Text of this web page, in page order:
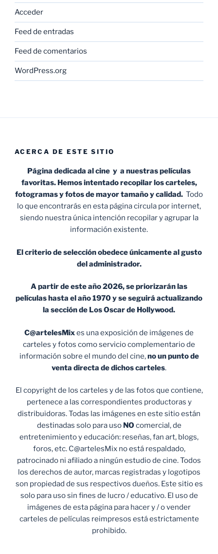
Acceder
Feed de entradas
Feed de comentarios
WordPress.org
ACERCA DE ESTE SITIO
Página dedicada al cine y a nuestras películas
favoritas. Hemos intentado recopilar los carteles,
fotogramas y fotos de mayor tamaño y calidad. Todo
lo que encontrarás en esta página circula por internet,
siendo nuestra única intención recopilar y agrupar la
información existente.
El criterio de selección obedece únicamente al gusto
del administrador.
A partir de este año 2026, se priorizarán las
películas hasta el año 1970 y se seguirá actualizando
la sección de Los Oscar de Hollywood.
C@artelesMixes una exposición de imágenes de
carteles y fotos como servicio complementario de
información sobre el mundo del cine,no un punto de
venta directa de dichos carteles.
El copyright de los carteles y de las fotos que contiene,
pertenece a las correspondientes productoras y
distribuidoras. Todas las imágenes en este sitio están
destinadas solo para uso NO comercial, de
entretenimiento y educación: reseñas, fan art, blogs,
foros, etc. C@artelesMix no está respaldado,
patrocinado ni afiliado a ningún estudio de cine. Todos
los derechos de autor, marcas registradas y logotipos
son propiedad de sus respectivos dueños. Este sitio es
solo para uso sin fines de lucro / educativo. El uso de
imágenes de esta página para hacer y / o vender
carteles de películas reimpresos está estrictamente
prohibido.